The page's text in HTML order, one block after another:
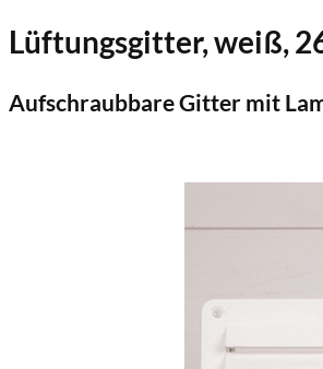
Lüftungsgitter, weiß,
Aufschraubbare Gitter mit